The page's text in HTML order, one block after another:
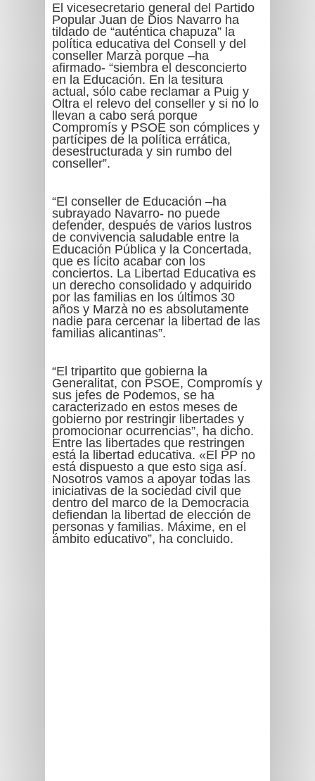
El vicesecretario general del Partido
Popular Juan de Dios Navarro ha
tildado de “auténtica chapuza” la
política educativa del Consell y del
conseller Marzà porque –ha
afirmado- “siembra el desconcierto
en la Educación. En la tesitura
actual, sólo cabe reclamar a Puig y
Oltra el relevo del conseller y si no lo
llevan a cabo será porque
Compromís y PSOE son cómplices y
partícipes de la política errática,
desestructurada y sin rumbo del
conseller”.
“El conseller de Educación –ha
subrayado Navarro- no puede
defender, después de varios lustros
de convivencia saludable entre la
Educación Pública y la Concertada,
que es lícito acabar con los
conciertos. La Libertad Educativa es
un derecho consolidado y adquirido
por las familias en los últimos 30
años y Marzà no es absolutamente
nadie para cercenar la libertad de las
familias alicantinas”.
“El tripartito que gobierna la
Generalitat, con PSOE, Compromís y
sus jefes de Podemos, se ha
caracterizado en estos meses de
gobierno por restringir libertades y
promocionar ocurrencias”, ha dicho.
Entre las libertades que restringen
está la libertad educativa. «El PP no
está dispuesto a que esto siga así.
Nosotros vamos a apoyar todas las
iniciativas de la sociedad civil que
dentro del marco de la Democracia
defiendan la libertad de elección de
personas y familias. Máxime, en el
ámbito educativo”, ha concluido.